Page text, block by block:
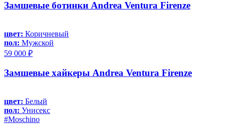
Замшевые ботинки Andrea Ventura Firenze
цвет: Коричневый
пол: Мужской
59 000 ₽
Замшевые хайкеры Andrea Ventura Firenze
цвет: Белый
пол: Унисекс
#Moschino